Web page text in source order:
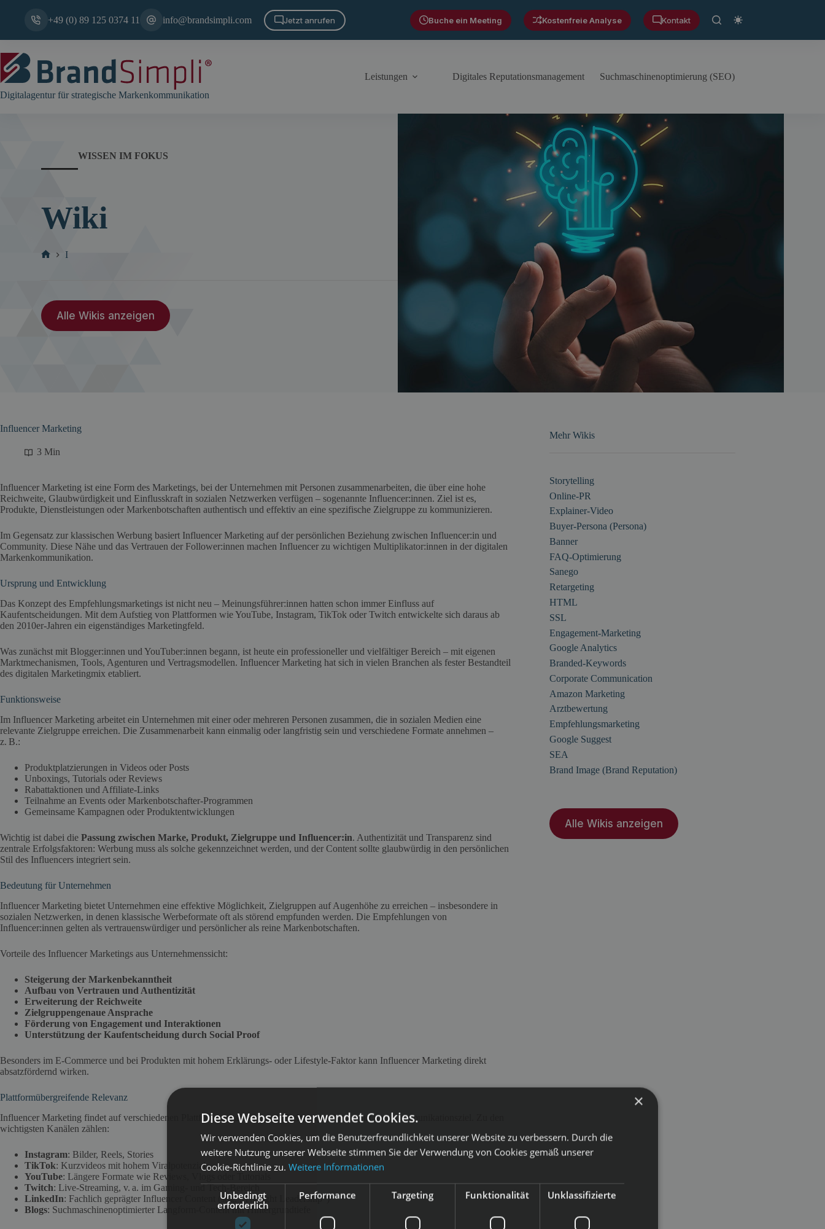
+49 (0) 89 125 0374 11 info@brandsimpli.com Jetzt anrufen Buche ein Meeting Kostenfreie Analyse Kontakt
Digitalagentur für strategische Markenkommunikation
Leistungen Digitales Reputationsmanagement Suchmaschinenoptimierung (SEO)
WISSEN IM FOKUS
Wiki
I
Alle Wikis anzeigen
Influencer Marketing
3 Min
Influencer Marketing ist eine Form des Marketings, bei der Unternehmen mit Personen zusammenarbeiten, die über eine hohe
Reichweite, Glaubwürdigkeit und Einflusskraft in sozialen Netzwerken verfügen – sogenannte Influencer:innen. Ziel ist es,
Produkte, Dienstleistungen oder Markenbotschaften authentisch und effektiv an eine spezifische Zielgruppe zu kommunizieren.
Im Gegensatz zur klassischen Werbung basiert Influencer Marketing auf der persönlichen Beziehung zwischen Influencer:in und
Community. Diese Nähe und das Vertrauen der Follower:innen machen Influencer zu wichtigen Multiplikator:innen in der digitalen
Markenkommunikation.
Ursprung und Entwicklung
Das Konzept des Empfehlungsmarketings ist nicht neu – Meinungsführer:innen hatten schon immer Einfluss auf
Kaufentscheidungen. Mit dem Aufstieg von Plattformen wie YouTube, Instagram, TikTok oder Twitch entwickelte sich daraus ab
den 2010er-Jahren ein eigenständiges Marketingfeld.
Was zunächst mit Blogger:innen und YouTuber:innen begann, ist heute ein professioneller und vielfältiger Bereich – mit eigenen
Marktmechanismen, Tools, Agenturen und Vertragsmodellen. Influencer Marketing hat sich in vielen Branchen als fester Bestandteil
des digitalen Marketingmix etabliert.
Funktionsweise
Im Influencer Marketing arbeitet ein Unternehmen mit einer oder mehreren Personen zusammen, die in sozialen Medien eine
relevante Zielgruppe erreichen. Die Zusammenarbeit kann einmalig oder langfristig sein und verschiedene Formate annehmen –
z. B.:
Produktplatzierungen in Videos oder Posts
Unboxings, Tutorials oder Reviews
Rabattaktionen und Affiliate-Links
Teilnahme an Events oder Markenbotschafter-Programmen
Gemeinsame Kampagnen oder Produktentwicklungen
Wichtig ist dabei die Passung zwischen Marke, Produkt, Zielgruppe und Influencer:in. Authentizität und Transparenz sind
zentrale Erfolgsfaktoren: Werbung muss als solche gekennzeichnet werden, und der Content sollte glaubwürdig in den persönlichen
Stil des Influencers integriert sein.
Bedeutung für Unternehmen
Influencer Marketing bietet Unternehmen eine effektive Möglichkeit, Zielgruppen auf Augenhöhe zu erreichen – insbesondere in
sozialen Netzwerken, in denen klassische Werbeformate oft als störend empfunden werden. Die Empfehlungen von
Influencer:innen gelten als vertrauenswürdiger und persönlicher als reine Markenbotschaften.
Vorteile des Influencer Marketings aus Unternehmenssicht:
Steigerung der Markenbekanntheit
Aufbau von Vertrauen und Authentizität
Erweiterung der Reichweite
Zielgruppengenaue Ansprache
Förderung von Engagement und Interaktionen
Unterstützung der Kaufentscheidung durch Social Proof
Besonders im E-Commerce und bei Produkten mit hohem Erklärungs- oder Lifestyle-Faktor kann Influencer Marketing direkt
absatzfördernd wirken.
Plattformübergreifende Relevanz
Influencer Marketing findet auf verschiedenen Plattformen statt – je nach Zielgruppe, Produktart und Kommunikationsziel. Zu den
wichtigsten Kanälen zählen:
Instagram: Bilder, Reels, Stories
TikTok: Kurzvideos mit hohem Viralpotenzial
YouTube: Längere Formate wie Reviews, Vlogs oder Tutorials
Twitch: Live-Streaming, v. a. im Gaming- und Tech-Bereich
LinkedIn: Fachlich geprägter Influencer Content (sog. „Thought Leadership“)
Blogs: Suchmaschinenoptimierter Langform-Content mit Hintergrundtiefe
Mehr Wikis
Storytelling
Online-PR
Explainer-Video
Buyer-Persona (Persona)
Banner
FAQ-Optimierung
Sanego
Retargeting
HTML
SSL
Engagement-Marketing
Google Analytics
Branded-Keywords
Corporate Communication
Amazon Marketing
Arztbewertung
Empfehlungsmarketing
Google Suggest
SEA
Brand Image (Brand Reputation)
Alle Wikis anzeigen
×
Diese Webseite verwendet Cookies.
Wir verwenden Cookies, um die Benutzerfreundlichkeit unserer Website zu verbessern. Durch die
weitere Nutzung unserer Webseite stimmen Sie der Verwendung von Cookies gemäß unserer
Cookie-Richtlinie zu. Weitere Informationen
Unbedingt
erforderlich
Performance Targeting Funktionalität Unklassifizierte